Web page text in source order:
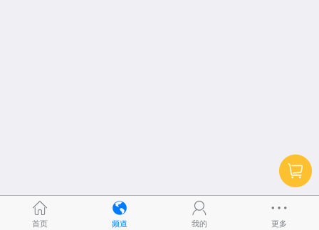
首页 频道 我的 更多